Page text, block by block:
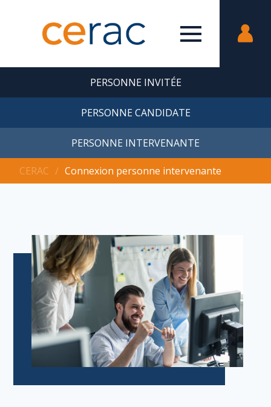
PERSONNE INVITÉE
PERSONNE CANDIDATE
PERSONNE INTERVENANTE
CERAC ∕ Connexion personne intervenante